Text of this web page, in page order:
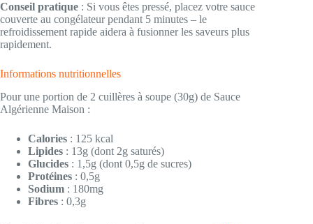
Conseil pratique : Si vous êtes pressé, placez votre sauce
couverte au congélateur pendant 5 minutes – le
refroidissement rapide aidera à fusionner les saveurs plus
rapidement.
Informations nutritionnelles
Pour une portion de 2 cuillères à soupe (30g) de Sauce
Algérienne Maison :
Calories : 125 kcal
Lipides : 13g (dont 2g saturés)
Glucides : 1,5g (dont 0,5g de sucres)
Protéines : 0,5g
Sodium : 180mg
Fibres : 0,3g